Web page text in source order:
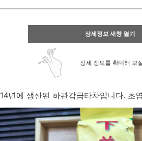
상세정보 새창 열기
상세 정보를 확대해 보
14년에 생산된 하관갑급타차입니다. 초